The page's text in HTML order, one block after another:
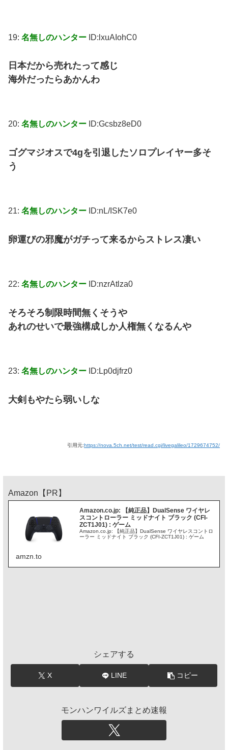
19: 名無しのハンター ID:lxuAIohC0
日本だから売れたって感じ
海外だったらあかんわ
20: 名無しのハンター ID:Gcsbz8eD0
ゴグマジオスで4gを引退したソロプレイヤー多そ
う
21: 名無しのハンター ID:nL/ISK7e0
卵運びの邪魔がガチって来るからストレス凄い
22: 名無しのハンター ID:nzrAtlza0
そろそろ制限時間無くそうや
あれのせいで最強構成しか人権無くなるんや
23: 名無しのハンター ID:Lp0djfrz0
大剣もやたら弱いしな
引用元:https://nova.5ch.net/test/read.cgi/livegalileo/1729674752/
Amazon【PR】
Amazon.co.jp: 【純正品】DualSense ワイヤレ
スコントローラー ミッドナイト ブラック (CFI-
ZCT1J01) : ゲーム
Amazon.co.jp: 【純正品】DualSense ワイヤレスコントロ
ーラー ミッドナイト ブラック (CFI-ZCT1J01) : ゲーム
amzn.to
シェアする
X LINE コピー
モンハンワイルズまとめ速報